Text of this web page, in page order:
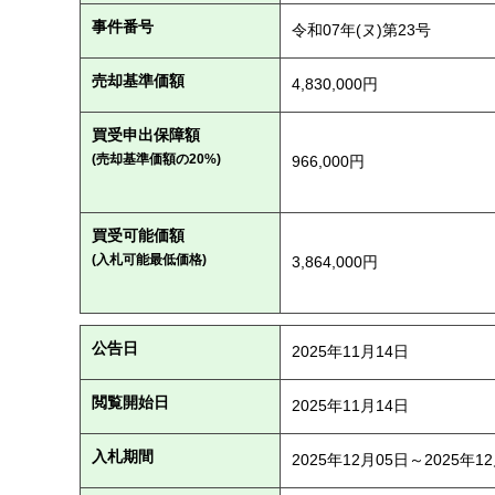
事件番号 令和07年(ヌ)第23号
売却基準価額 4,830,000円
買受申出保障額
(売却基準価額の20%) 966,000円
買受可能価額
(入札可能最低価格) 3,864,000円
公告日 2025年11月14日
閲覧開始日 2025年11月14日
入札期間 2025年12月05日～2025年12